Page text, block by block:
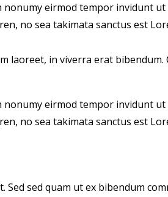
eirmod tempor invidunt
no sea takimata sanctus est
laoreet, in viverra erat
eirmod tempor invidunt
no sea takimata sanctus est
sed quam ut ex bibendum